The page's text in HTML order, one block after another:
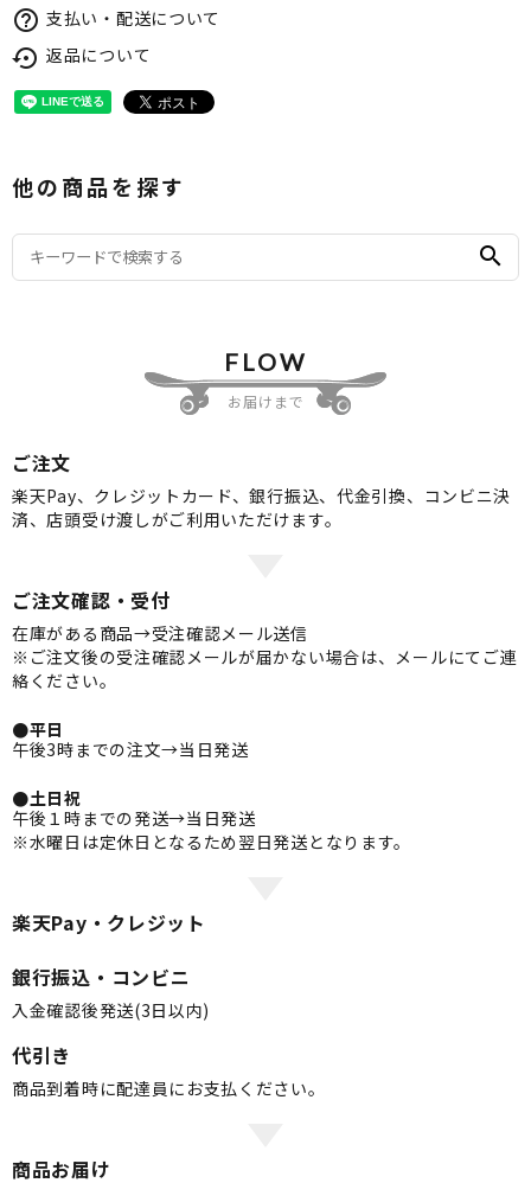
help_outline 支払い・配送について
settings_backup_restore 返品について
他の商品を探す
search
FLOW
お届けまで
ご注文
楽天Pay、クレジットカード、銀行振込、代金引換、コンビニ決
済、店頭受け渡しがご利用いただけます。
ご注文確認・受付
在庫がある商品→受注確認メール送信
※ご注文後の受注確認メールが届かない場合は、メールにてご連
絡ください。
●平日
午後3時までの注文→当日発送
●土日祝
午後１時までの発送→当日発送
※水曜日は定休日となるため翌日発送となります。
楽天Pay・クレジット
銀行振込・コンビニ
入金確認後発送(3日以内)
代引き
商品到着時に配達員にお支払ください。
商品お届け